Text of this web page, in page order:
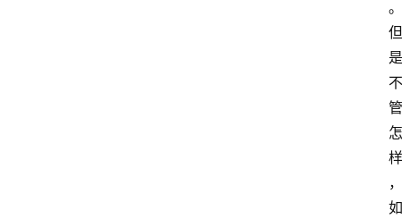
。
但
是
不
管
怎
样
，
如